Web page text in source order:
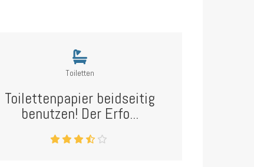
Toiletten
Toilettenpapier beidseitig
benutzen! Der Erfo...